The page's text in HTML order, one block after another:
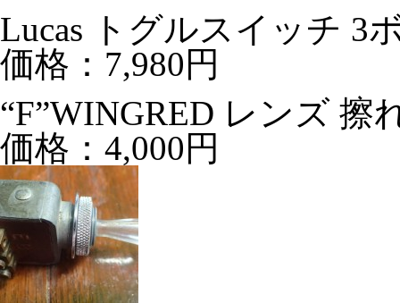
Lucas トグルスイッチ 3
価格：7,980円
“F”WINGRED レンズ 擦
価格：4,000円